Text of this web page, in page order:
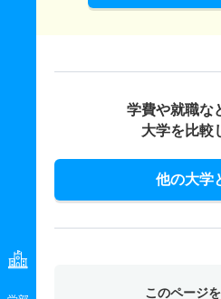
学費や就職な
大学を比較
他の大学
このページ